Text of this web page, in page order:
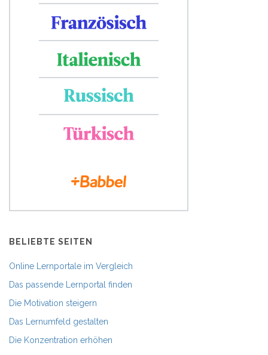
BELIEBTE SEITEN
Online Lernportale im Vergleich
Das passende Lernportal finden
Die Motivation steigern
Das Lernumfeld gestalten
Die Konzentration erhöhen